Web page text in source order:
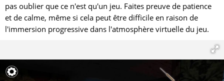
pas oublier que ce n'est qu'un jeu. Faites preuve de patience
et de calme, même si cela peut être difficile en raison de
l'immersion progressive dans l'atmosphère virtuelle du jeu.